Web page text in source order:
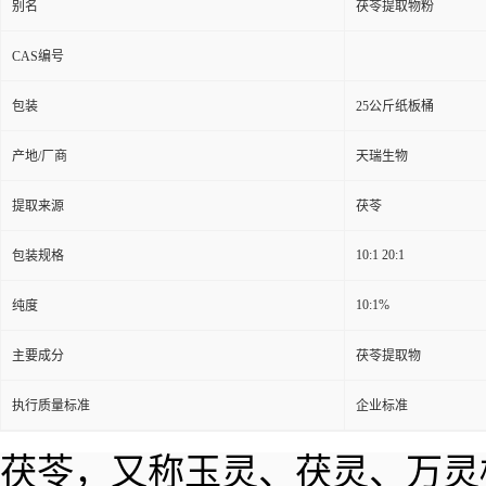
别名 茯苓提取物粉
CAS编号
包装 25公斤纸板桶
产地/厂商 天瑞生物
提取来源 茯苓
包装规格 10:1 20:1
纯度 10:1%
主要成分 茯苓提取物
执行质量标准 企业标准
茯苓，又称玉灵、茯灵、万